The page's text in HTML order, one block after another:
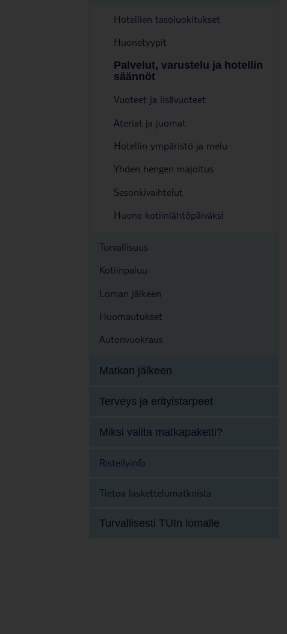
Hotellien tasoluokitukset
Huonetyypit
Palvelut, varustelu ja hotellin
säännöt
Vuoteet ja lisävuoteet
Ateriat ja juomat
Hotellin ympäristö ja melu
Yhden hengen majoitus
Sesonkivaihtelut
Huone kotiinlähtöpäiväksi
Turvallisuus
Kotiinpaluu
Loman jälkeen
Huomautukset
Autonvuokraus
Matkan jälkeen
Terveys ja erityistarpeet
Miksi valita matkapaketti?
Risteilyinfo
Tietoa laskettelumatkoista
Turvallisesti TUIn lomalle